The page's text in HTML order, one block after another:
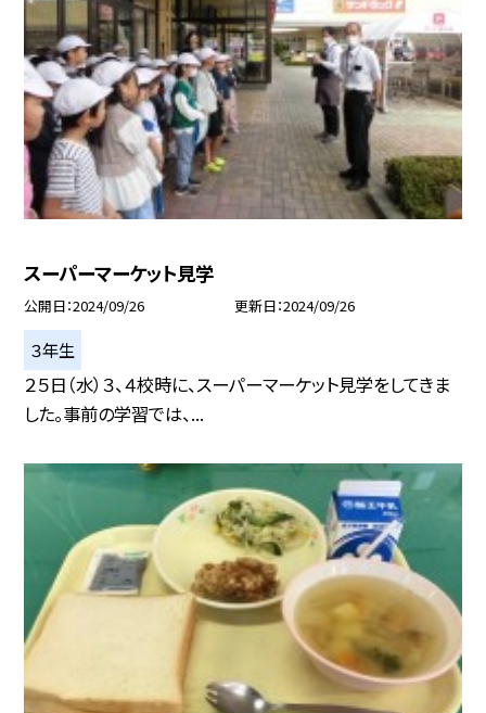
スーパーマーケット見学
公開日 2024/09/26 更新日 2024/09/26
３年生
２５日（水）３、４校時に、スーパーマーケット見学をしてきま
した。事前の学習では、...